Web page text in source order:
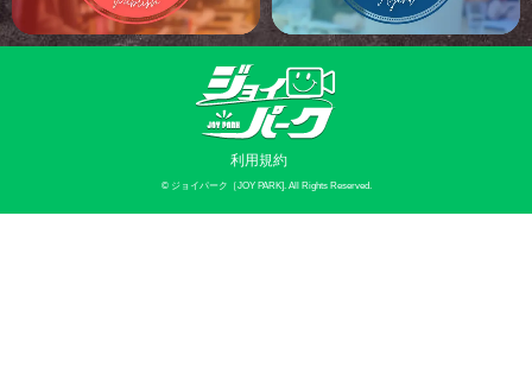
利用規約
© ジョイパーク［JOY PARK]. All Rights Reserved.